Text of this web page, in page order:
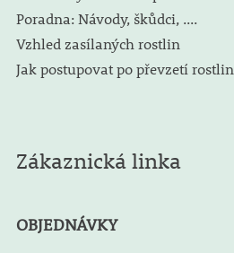
Poradna: Návody, škůdci, ....
Vzhled zasílaných rostlin
Jak postupovat po převzetí rostlin
Zákaznická linka
OBJEDNÁVKY